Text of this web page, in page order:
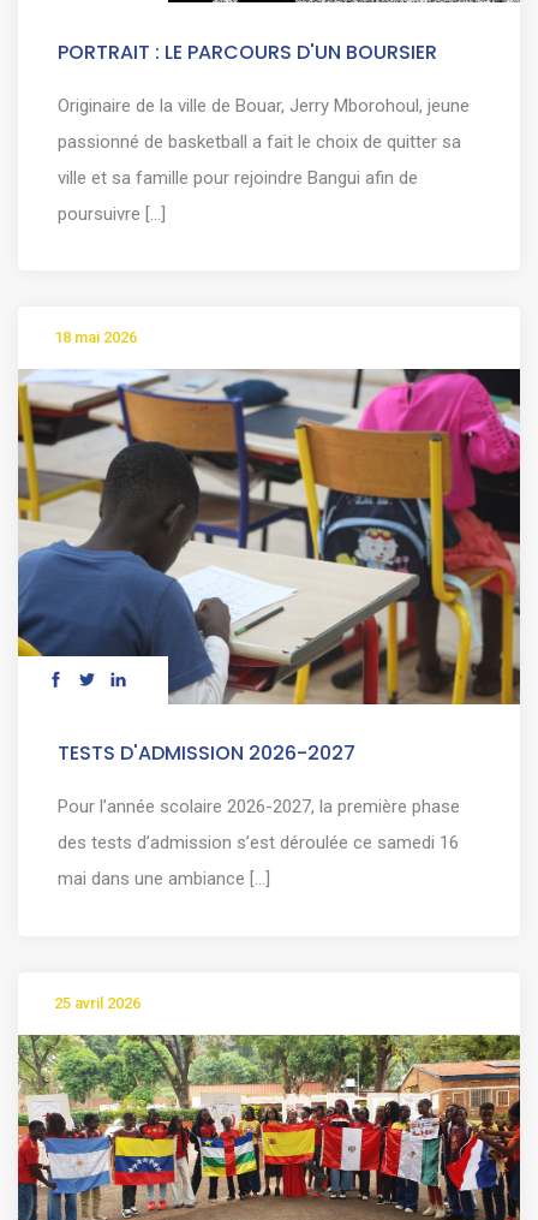
PORTRAIT : LE PARCOURS D'UN BOURSIER
Originaire de la ville de Bouar, Jerry Mborohoul, jeune
passionné de basketball a fait le choix de quitter sa
ville et sa famille pour rejoindre Bangui afin de
poursuivre [...]
18 mai 2026
TESTS D'ADMISSION 2026-2027
Pour l’année scolaire 2026-2027, la première phase
des tests d’admission s’est déroulée ce samedi 16
mai dans une ambiance [...]
25 avril 2026